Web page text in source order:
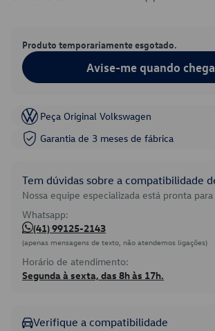
Produto temporariamente esgotado.
Avise-me quando
Peça Original Volkswagen
Garantia de 3 meses de fábrica
Tem dúvidas sobre a compatibilidade
Nossa equipe especializada está pronta
Whatsapp:
(41) 99125-2143
(apenas mensagens de texto, não atendemos ligações)
Horário de atendimento:
Segunda à sexta, das 8h às 17h.
Verifique a compatibilidade